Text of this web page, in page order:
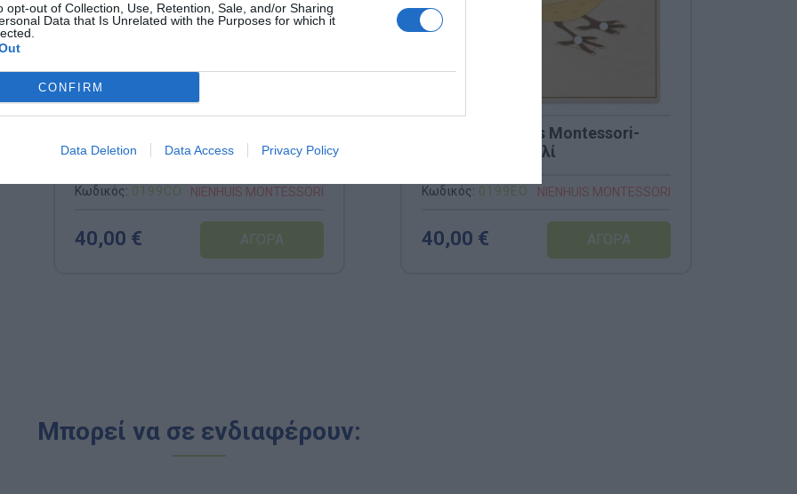
opt-out of Collection, Use, Retention, Sale, and/or Sharing
Data that Is Unrelated with the Purposes for which it
CONFIRM
Data Deletion Data Access Privacy Policy
Παζλ Ζώων Ψάρι (Ξύλινες
Κωδικός: 0199CO NIENHUIS MONTESSORI
40,00 €
0199EO Nienhuis Montessori-
Παζλ ζώων Πουλί
Κωδικός: 0199EO NIENHUIS MONTESSORI
40,00 €
Μπορεί να σε ενδιαφέρουν: